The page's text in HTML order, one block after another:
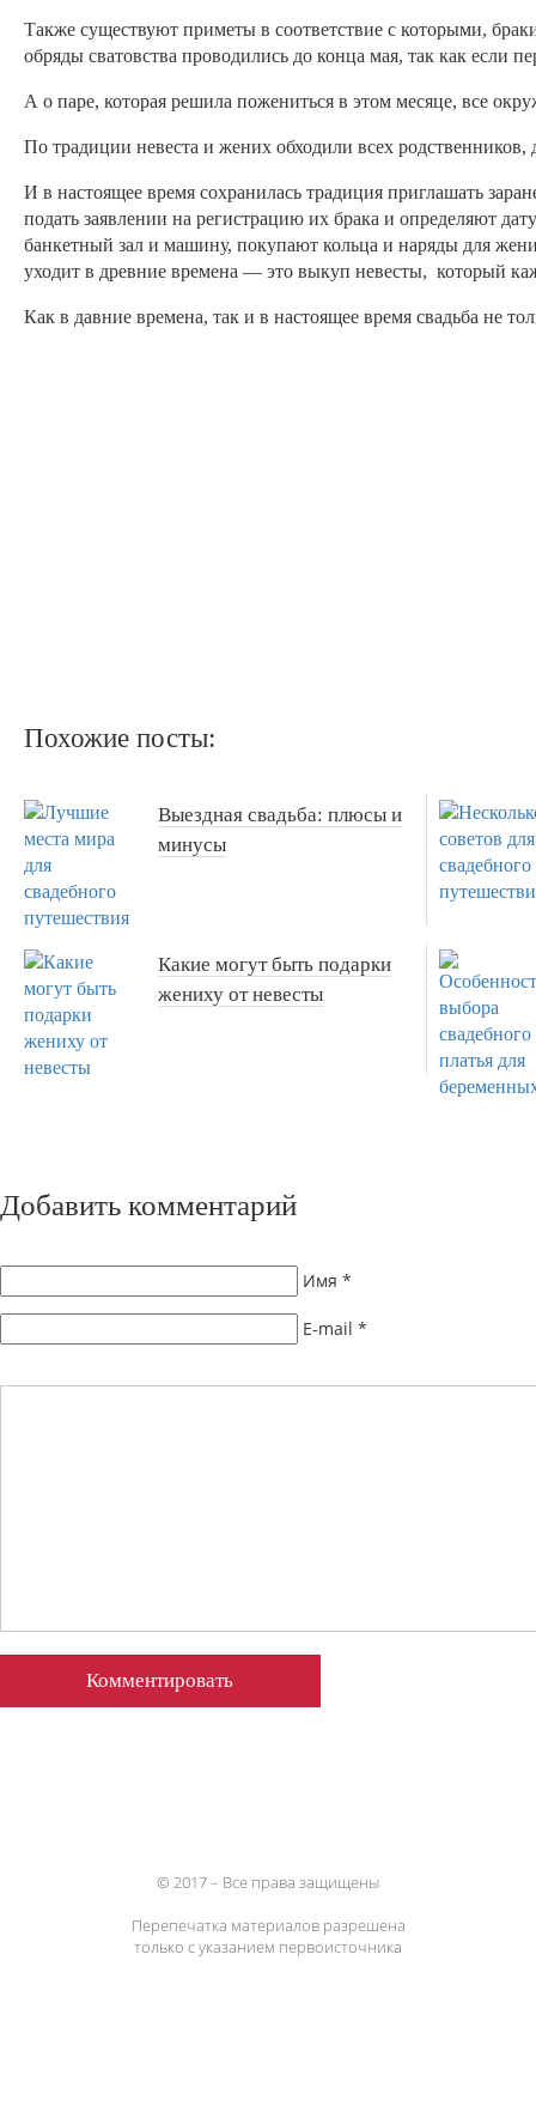
Также существуют приметы в соответствие с которыми,
обряды сватовства проводились до конца мая, так как если
А о паре, которая решила пожениться в этом месяце, все
По традиции невеста и жених обходили всех
И в настоящее время сохранилась традиция приглашать
подать заявлении на регистрацию их брака и определяют
банкетный зал и машину, покупают кольца и наряды для
уходит в древние времена — это выкуп невесты, который
Как в давние времена, так и в настоящее время свадьба не
Похожие посты:
Выездная свадьба: плюсы и
минусы
Какие могут быть подарки
жениху от невесты
Добавить комментарий
Имя *
E-mail *
© 2017 – Все права защищены
Перепечатка материалов разрешена
только с указанием первоисточника